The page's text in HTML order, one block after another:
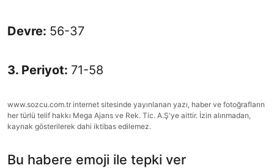
Devre: 56-37
3. Periyot: 71-58
www.sozcu.com.tr internet sitesinde yayınlanan yazı, haber ve fotoğrafların
her türlü telif hakkı Mega Ajans ve Rek. Tic. A.Ş'ye aittir. İzin alınmadan,
kaynak gösterilerek dahi iktibas edilemez.
Bu habere emoji ile tepki ver